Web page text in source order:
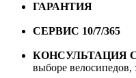
ГАРАНТИЯ
СЕРВИС 10/7/365
КОНСУЛЬТАЦИЯ
выборе велосипедов,